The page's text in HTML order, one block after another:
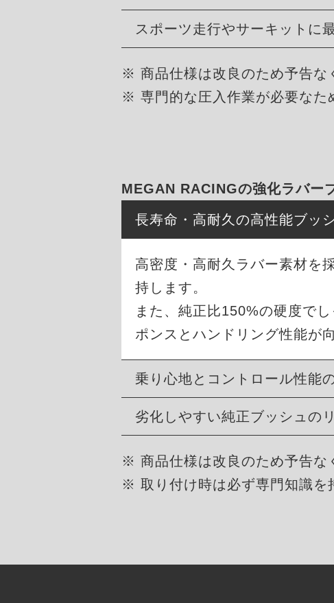
スポーツ走行やサーキットに
※ 商品仕様は改良のため予告な
※ 専門的な圧入作業が必要なた
MEGAN RACINGの強化ラバー
長寿命・高耐久の高性能ブッ
高密度・高耐久ラバー素材を
持します。
また、純正比150%の硬度で
ポンスとハンドリング性能が
乗り心地とコントロール性能
劣化しやすい純正ブッシュの
※ 商品仕様は改良のため予告な
※ 取り付け時は必ず専門知識を